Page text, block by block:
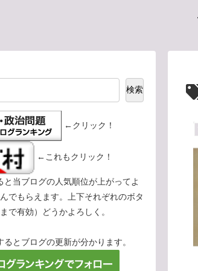
検索
←クリック！
←これもクリック！
と当ブログの人気順位が上がってよ
でもらえます。上下それぞれのボタ
で有効）どうかよろしく。
るとブログの更新が分かります。